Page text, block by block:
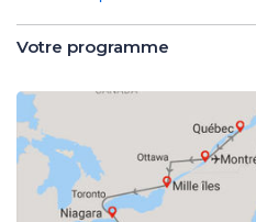
simple et adapté à ce type de
restauration aux États-Unis et au
sensiblement des habitudes
petits déjeuners généralement
Votre programme